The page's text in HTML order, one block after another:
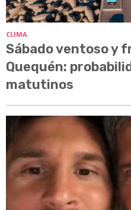
CLIMA
Sábado ventoso y
Quequén:
matutinos